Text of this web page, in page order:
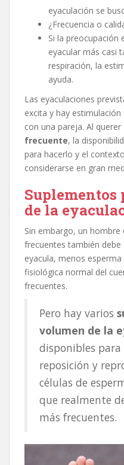
eyaculación se
¿Frecuencia o
Si la preocupación
eyacular más casi
respiración, la
ayuda.
Las eyaculaciones
excita y hay
con una pareja. Al querer
frecuente, la
para hacerlo y el
considerarse en gran
Suplementos
de la
Sin embargo, un hombre
frecuentes también
eyacula, menos
fisiológica normal del
frecuentes.
Pero hay varios
volumen de la
disponibles
reposición y
células de
que realmente
más frecuentes.